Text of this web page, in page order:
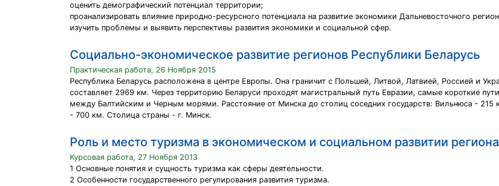
оценить демографический потенциал территории;
проанализировать влияние природно-ресурсного потенциала на развитие экономики Дальневосточного
изучить проблемы и выявить перспективы развития экономики и социальной сфер.
Социально-экономическое развитие регионов Республики Беларусь
Практическая работа, 26 Ноября 2015
Республика Беларусь расположена в центре Европы. Она граничит с Польшей, Литвой, Латвией, Россией и
составляет 2969 км. Через территорию Беларуси проходят магистральный путь Евразии, самые короткие
между Балтийским и Черным морями. Расстояние от Минска до столиц соседних государств: Вильнюса -
- 700 км. Столица страны - г. Минск.
Роль и место туризма в экономическом и социальном развитии региона
Курсовая работа, 27 Ноября 2013
1 Основные понятия и сущность туризма как сферы деятельности.
2 Особенности государственного регулирования развития туризма.